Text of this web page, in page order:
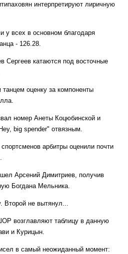
интерпретируют лиричную
у всех в основном благодаря
- 126.28.
Сергеев катаются под восточные
оценку за компоненты
номер Анеты Коцюбинской и
big spender" отвязным.
арбитры оценили почти
Арсений Димитриев, получив
Богдана Мельника.
Второй не вытянул...
возглавляют таблицу в данную
и Курицын.
в самый неожиданный момент: